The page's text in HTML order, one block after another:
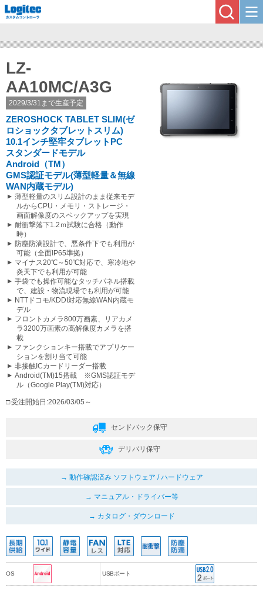
LZ-
AA10MC/A3G
2029/3/31まで生産予定
ZEROSHOCK TABLET SLIM(ゼ
ロショックタブレットスリム)
10.1インチ堅牢タブレットPC
スタンダードモデル
Android（TM）
GMS認証モデル(薄型軽量＆無線
WAN内蔵モデル)
薄型軽量のスリム設計のまま従来モデ
ルからCPU・メモリ・ストレージ・
画面解像度のスペックアップを実現
耐衝撃落下1.2ｍ試験に合格（動作
時）
防塵防滴設計で、悪条件下でも利用が
可能（全面IP65準拠）
マイナス20℃～50℃対応で、寒冷地や
炎天下でも利用が可能
手袋でも操作可能なタッチパネル搭載
で、建設・物流現場でも利用が可能
NTTドコモ/KDDI対応無線WAN内蔵モ
デル
フロントカメラ800万画素、リアカメ
ラ3200万画素の高解像度カメラを搭
載
ファンクションキー搭載でアプリケー
ションを割り当て可能
非接触ICカードリーダー搭載
Android(TM)15搭載 ※GMS認証モデ
ル（Google Play(TM)対応）
受注開始日:2026/03/05～
センドバック保守
デリバリ保守
動作確認済み ソフトウェア / ハードウェア
マニュアル・ドライバー等
カタログ・ダウンロード
OS USBポート